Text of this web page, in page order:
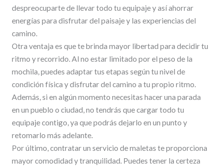
despreocuparte de llevar todo tu equipaje y así ahorrar
energías para disfrutar del paisaje y las experiencias del
camino.
Otra ventaja es que te brinda mayor libertad para decidir tu
ritmo y recorrido. Al no estar limitado por el peso de la
mochila, puedes adaptar tus etapas según tu nivel de
condición física y disfrutar del camino a tu propio ritmo.
Además, si en algún momento necesitas hacer una parada
en un pueblo o ciudad, no tendrás que cargar todo tu
equipaje contigo, ya que podrás dejarlo en un punto y
retomarlo más adelante.
Por último, contratar un servicio de maletas te proporciona
mayor comodidad y tranquilidad. Puedes tener la certeza